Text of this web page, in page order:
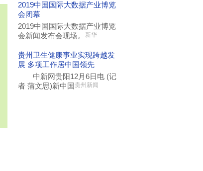
2019中国国际大数据产业博览
会闭幕
2019中国国际大数据产业博览
会新闻发布会现场。
新华
贵州卫生健康事业实现跨越发
展 多项工作居中国领先
中新网贵阳12月6日电 (记
者 蒲文思)新中国贵州新闻